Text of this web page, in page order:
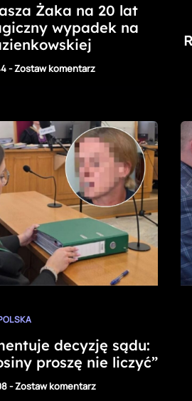
Żaka na 20 lat
wypadek na
-Zostaw komentarz
decyzję sądu:
proszę nie liczyć”
-Zostaw komentarz